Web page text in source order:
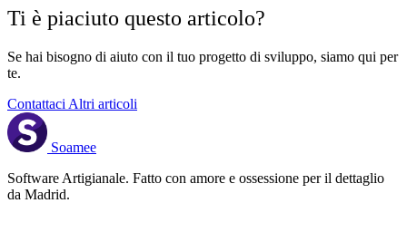
Ti è piaciuto questo articolo?
Se hai bisogno di aiuto con il tuo progetto di sviluppo, siamo qui per
te.
Contattaci Altri articoli
Soamee
Software Artigianale. Fatto con amore e ossessione per il dettaglio
da Madrid.